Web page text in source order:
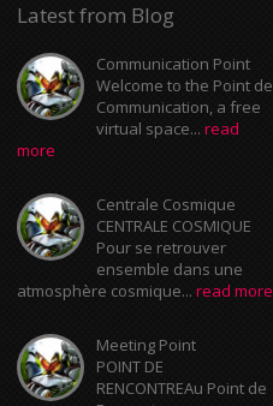
Latest from Blog
Communication Point
Welcome to the Point de
Communication, a free
virtual space... read
more
Centrale Cosmique
CENTRALE COSMIQUE
Pour se retrouver
ensemble dans une
atmosphère cosmique... read more
Meeting Point
POINT DE
RENCONTREAu Point de